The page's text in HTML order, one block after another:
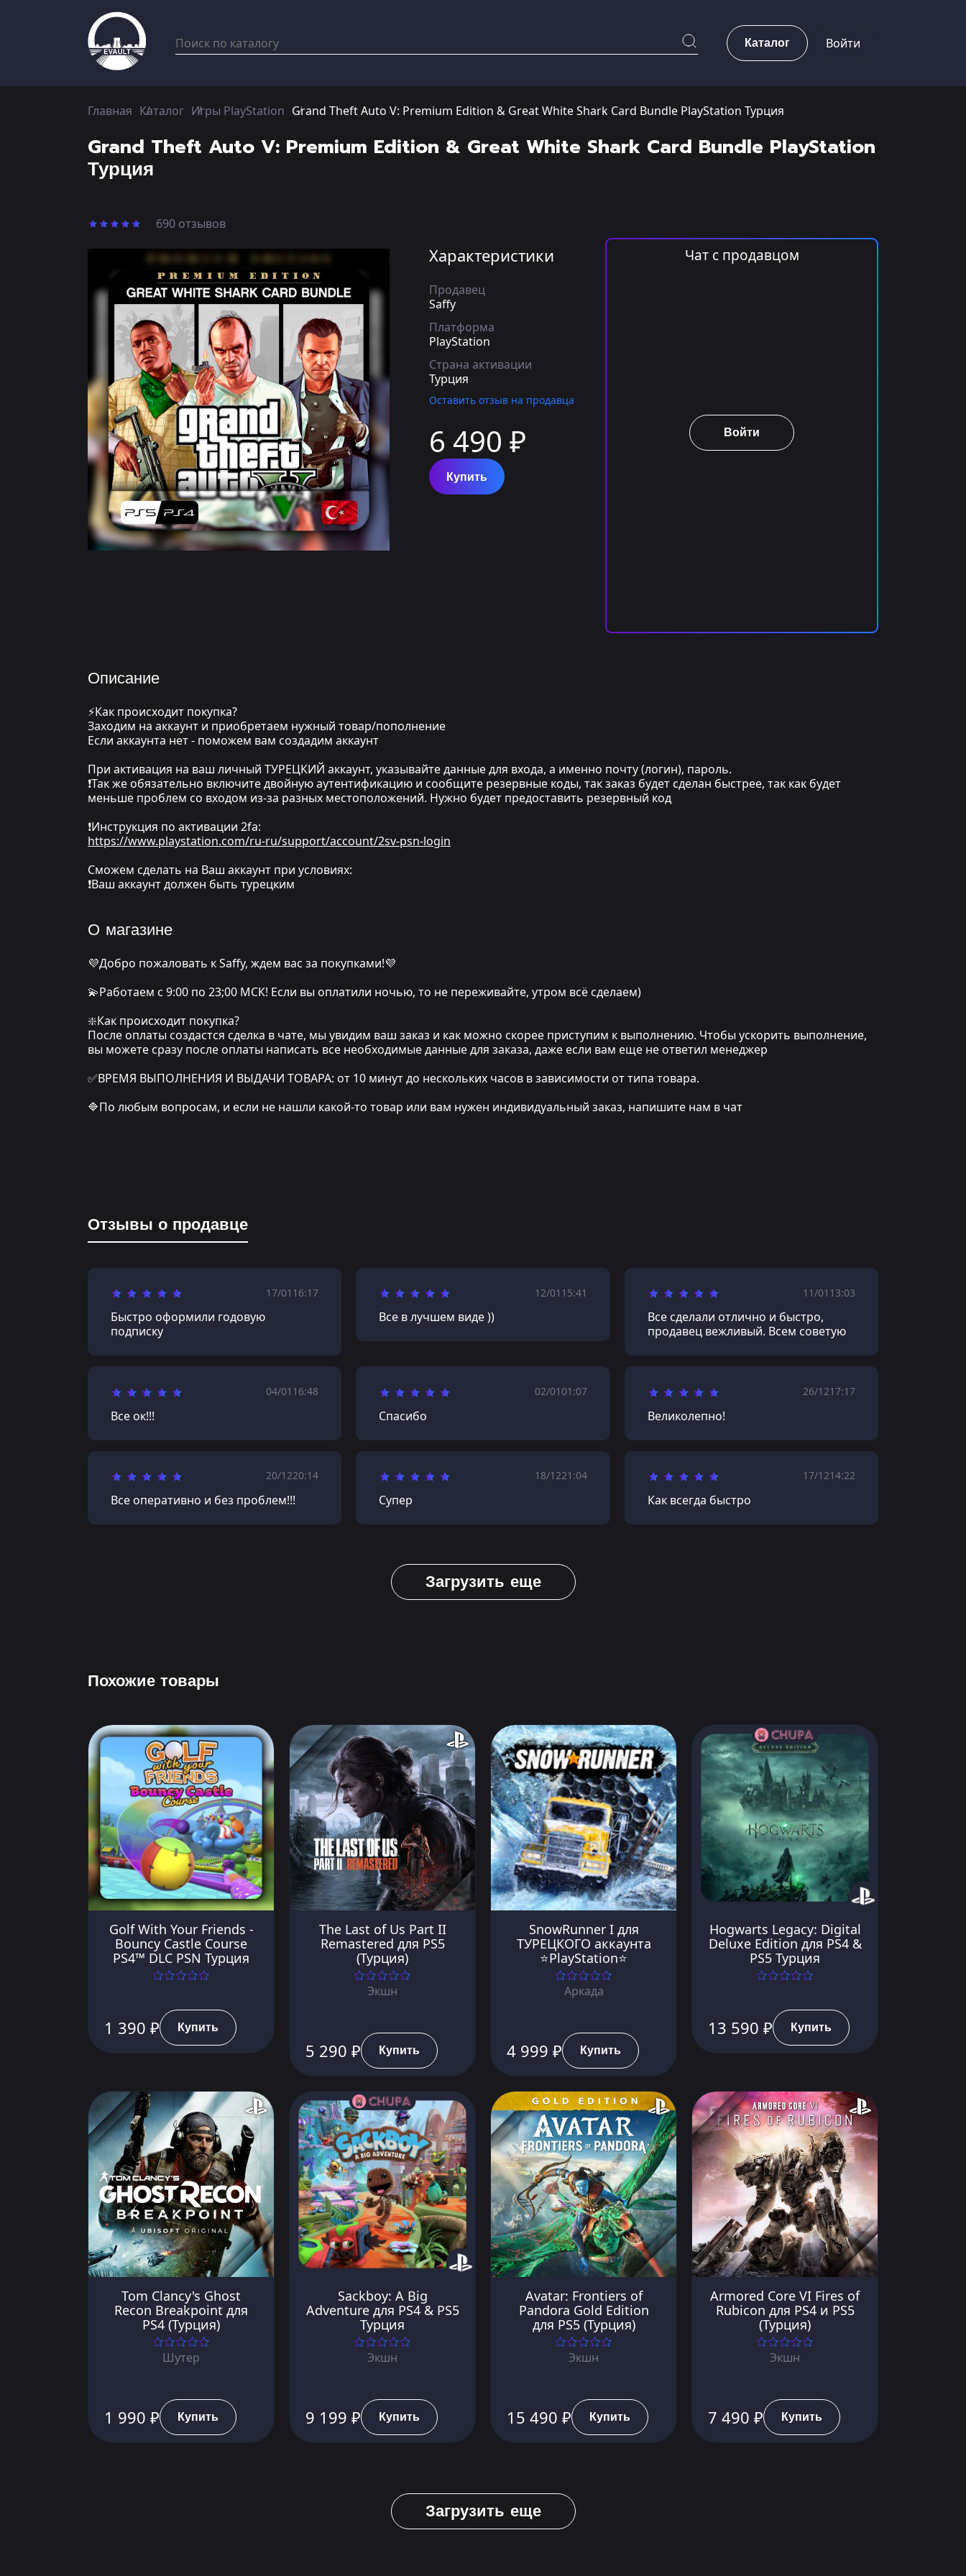
Каталог Войти
Главная Каталог Игры PlayStation Grand Theft Auto V: Premium Edition & Great White Shark Card Bundle PlayStation Турция
Grand Theft Auto V: Premium Edition & Great White Shark Card Bundle PlayStation
Турция
690 отзывов
Характеристики
Продавец
Saffy
Платформа
PlayStation
Страна активации
Турция
Оставить отзыв на продавца
6 490 ₽
Купить
Чат с продавцом
Войти
Описание
⚡Как происходит покупка?
Заходим на аккаунт и приобретаем нужный товар/пополнение
Если аккаунта нет - поможем вам создадим аккаунт
При активация на ваш личный ТУРЕЦКИЙ аккаунт, указывайте данные для входа, а именно почту (логин), пароль.
❗Так же обязательно включите двойную аутентификацию и сообщите резервные коды, так заказ будет сделан быстрее, так как будет
меньше проблем со входом из-за разных местоположений. Нужно будет предоставить резервный код
❗Инструкция по активации 2fa:
https://www.playstation.com/ru-ru/support/account/2sv-psn-login
Сможем сделать на Ваш аккаунт при условиях:
❗Ваш аккаунт должен быть турецким
О магазине
💜Добро пожаловать к Saffy, ждем вас за покупками!💜
💫Работаем с 9:00 по 23;00 МСК! Если вы оплатили ночью, то не переживайте, утром всё сделаем)
❇️Как происходит покупка?
После оплаты создастся сделка в чате, мы увидим ваш заказ и как можно скорее приступим к выполнению. Чтобы ускорить выполнение,
вы можете сразу после оплаты написать все необходимые данные для заказа, даже если вам еще не ответил менеджер
✅ВРЕМЯ ВЫПОЛНЕНИЯ И ВЫДАЧИ ТОВАРА: от 10 минут до нескольких часов в зависимости от типа товара.
🔷По любым вопросам, и если не нашли какой-то товар или вам нужен индивидуальный заказ, напишите нам в чат
Отзывы о продавце
17/01 16:17
Быстро оформили годовую
подписку
12/01 15:41
Все в лучшем виде ))
11/01 13:03
Все сделали отлично и быстро,
продавец вежливый. Всем советую
04/01 16:48
Все ок!!!
02/0101:07
Спасибо
26/1217:17
Великолепно!
20/1220:14
Все оперативно и без проблем!!!
18/1221:04
Супер
17/1214:22
Как всегда быстро
Загрузить еще
Похожие товары
Golf With Your Friends -
Bouncy Castle Course
PS4™ DLC PSN Турция
1 390 ₽ Купить
The Last of Us Part II
Remastered для PS5
(Турция)
Экшн
5 290 ₽ Купить
SnowRunner I для
ТУРЕЦКОГО аккаунта
⭐PlayStation⭐
Аркада
4 999 ₽ Купить
Hogwarts Legacy: Digital
Deluxe Edition для PS4 &
PS5 Турция
13 590 ₽ Купить
Tom Clancy's Ghost
Recon Breakpoint для
PS4 (Турция)
Шутер
1 990 ₽ Купить
Sackboy: A Big
Adventure для PS4 & PS5
Турция
Экшн
9 199 ₽ Купить
Avatar: Frontiers of
Pandora Gold Edition
для PS5 (Турция)
Экшн
15 490 ₽ Купить
Armored Core VI Fires of
Rubicon для PS4 и PS5
(Турция)
Экшн
7 490 ₽ Купить
Загрузить еще